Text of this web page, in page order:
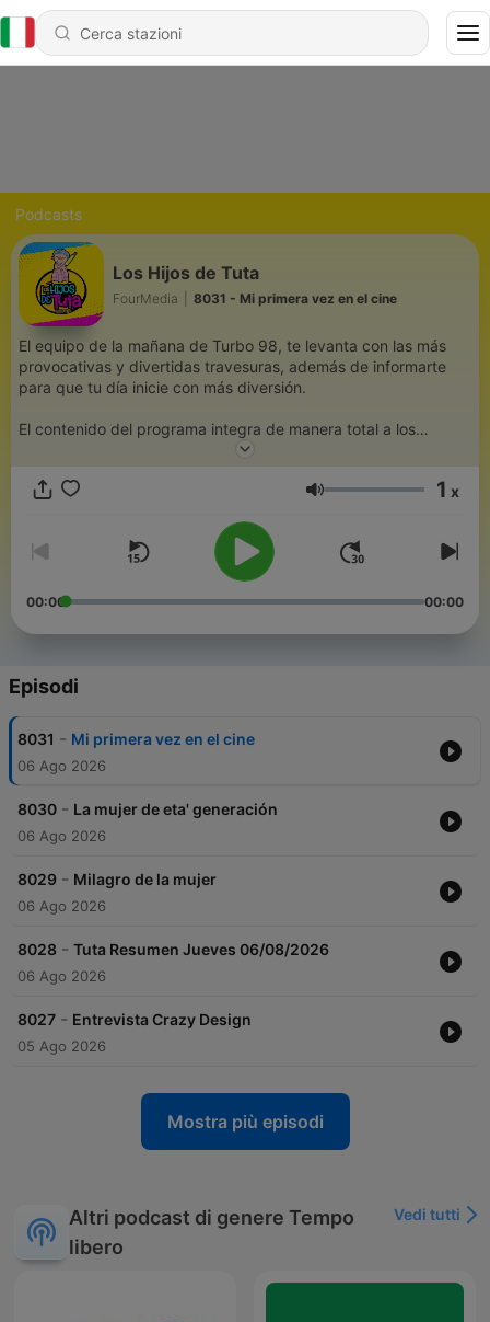
Podcasts
Los Hijos de Tuta
FourMedia 8031 - Mi primera vez en el cine
El equipo de la mañana de Turbo 98, te levanta con las más
provocativas y divertidas travesuras, además de informarte
para que tu día inicie con más diversión.
El contenido del programa integra de manera total a los
oyentes, los cuales comparten sus vivencias logrando así un
adultos con edades de 16 a 40 años; hombres y mujeres
Volume 1 x
00:00 00:00
Episodi
8031 - Mi primera vez en el cine
06 Ago 2026
8030 - La mujer de eta' generación
06 Ago 2026
8029 - Milagro de la mujer
06 Ago 2026
8028 - Tuta Resumen Jueves 06/08/2026
06 Ago 2026
8027 - Entrevista Crazy Design
05 Ago 2026
Mostra più episodi
Altri podcast di genere Tempo
libero
Vedi tutti